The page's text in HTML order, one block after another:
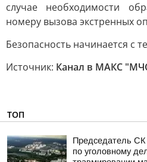
случае необходимости
номеру вызова экстренных
Безопасность начинается с
Источник: Канал в МАКС
ТОП
Председатель СК
по уголовному